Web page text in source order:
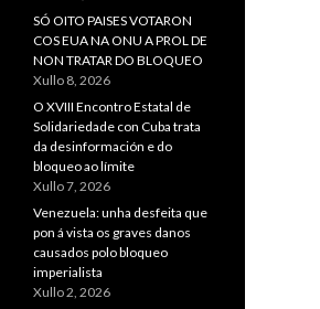
SÓ OITO PAISES VOTARON
COS EUA NA ONU A PROL DE
NON TRATAR DO BLOQUEO
Xullo 8, 2026
O XVIII Encontro Estatal de
Solidariedade con Cuba trata
da desinformación e do
bloqueo ao límite
Xullo 7, 2026
Venezuela: unha desfeita que
pon á vista os graves danos
causados polo bloqueo
imperialista
Xullo 2, 2026